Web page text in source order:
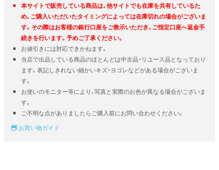
本サイトで販売している商品は、他サイトでも在庫を共有しているた
め、ご購入いただいたタイミングによっては在庫切れの場合がございま
す。その際はお客様の銀行口座をご教示いただき、ご指定口座へ返金手
続きを行います。予めご了承ください。
お値引きには対応できかねます。
当店で出品している商品のほとんどは中古品・リユース品となっており
ます。表記しきれない細かいキズ・ヨゴレなどがある場合がございま
す。
お使いのモニター等により、写真と実際のお色が異なる場合がございま
す。
ご不明な点がありましたらご購入前にお問い合わせください。
お買い物ガイド